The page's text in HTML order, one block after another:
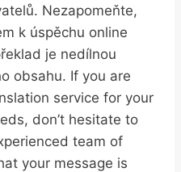
Nezapomeňte,
k úspěchu online
je nedílnou
obsahu. If ‌you are
⁢service⁢ for your⁣
don’t hesitate to
⁤team of
your ⁣message is